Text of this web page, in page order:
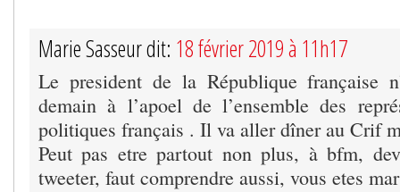
Marie Sasseur dit: 18 février 2019 à 11h17
Le president de la République française
demain à l’apoel de l’ensemble des
politiques français . Il va aller dîner au Crif
Peut pas etre partout non plus, à bfm,
tweeter, faut comprendre aussi, vous etes